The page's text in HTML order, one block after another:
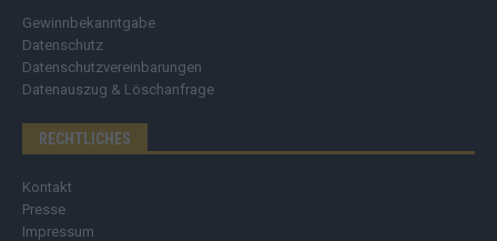
Gewinnbekanntgabe
Datenschutz
Datenschutzvereinbarungen
Datenauszug & Löschanfrage
RECHTLICHES
Kontakt
Presse
Impressum